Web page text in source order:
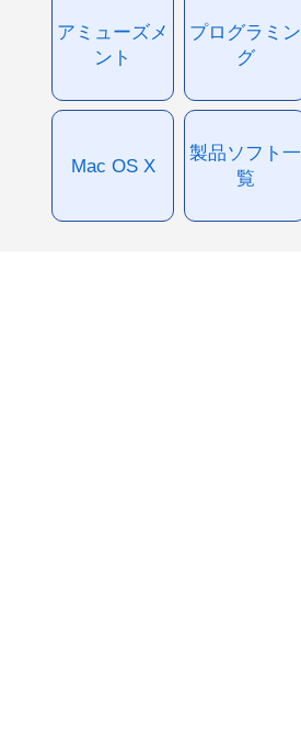
アミューズメ
ント
プログラミン
グ
Mac OS X
製品ソフト一
覧